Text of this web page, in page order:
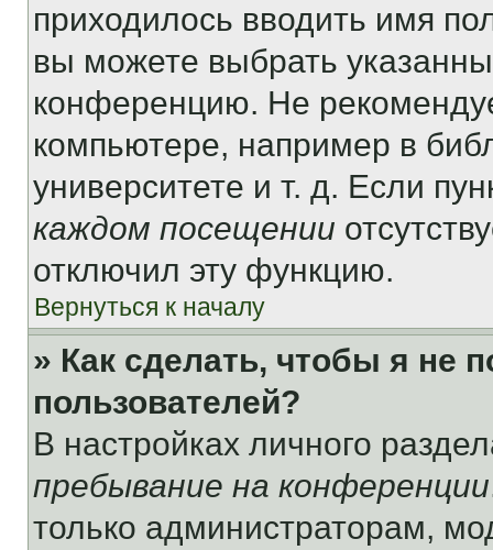
приходилось вводить имя
вы можете выбрать
конференцию. Не
компьютере, например в
университете и т. д. Если
каждом посещении
отключил эту функцию.
Вернуться к началу
» Как сделать, чтобы я не
пользователей?
В настройках личного
пребывание на конференции
только администраторам,